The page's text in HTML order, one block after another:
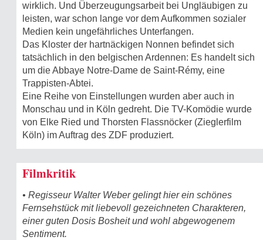
wirklich. Und Überzeugungsarbeit bei Ungläubigen zu
leisten, war schon lange vor dem Aufkommen sozialer
Medien kein ungefährliches Unterfangen.
Das Kloster der hartnäckigen Nonnen befindet sich
tatsächlich in den belgischen Ardennen: Es handelt sich
um die Abbaye Notre-Dame de Saint-Rémy, eine
Trappisten-Abtei.
Eine Reihe von Einstellungen wurden aber auch in
Monschau und in Köln gedreht. Die TV-Komödie wurde
von Elke Ried und Thorsten Flassnöcker (Zieglerfilm
Köln) im Auftrag des ZDF produziert.
Filmkritik
• Regisseur Walter Weber gelingt hier ein schönes
Fernsehstück mit liebevoll gezeichneten Charakteren,
einer guten Dosis Bosheit und wohl abgewogenem
Sentiment.